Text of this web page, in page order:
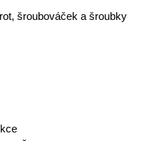
šroubováček a šroubky